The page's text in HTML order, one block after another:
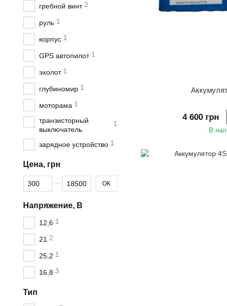
4 600 грн
В
гребной винт 2
руль 1
корпус 1
GPS автопилот 1
эхолот 1
глубиномир 1
моторама 1
транзисторный
выключатель
1
зарядное устройство 1
Цена, грн
От Цена, грн
До Цена, грн OK
Напряжение, В
12,6 1
21 2
25,2 1
16,8 3
Тип